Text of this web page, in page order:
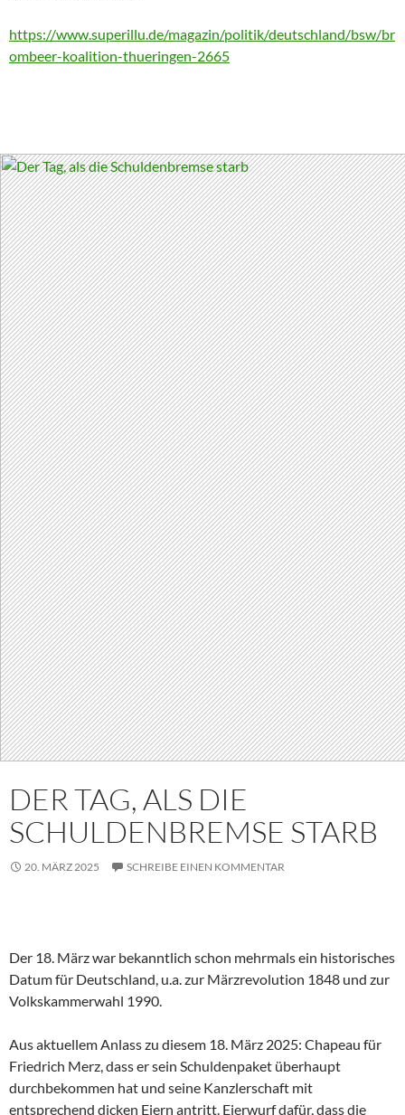
https://www.superillu.de/magazin/politik/deutschland/bsw/br
ombeer-koalition-thueringen-2665
DER TAG, ALS DIE
SCHULDENBREMSE STARB
20. MÄRZ 2025 SCHREIBE EINEN KOMMENTAR
Der 18. März war bekanntlich schon mehrmals ein historisches
Datum für Deutschland, u.a. zur Märzrevolution 1848 und zur
Volkskammerwahl 1990.
Aus aktuellem Anlass zu diesem 18. März 2025: Chapeau für
Friedrich Merz, dass er sein Schuldenpaket überhaupt
durchbekommen hat und seine Kanzlerschaft mit
entsprechend dicken Eiern antritt. Eierwurf dafür, dass die